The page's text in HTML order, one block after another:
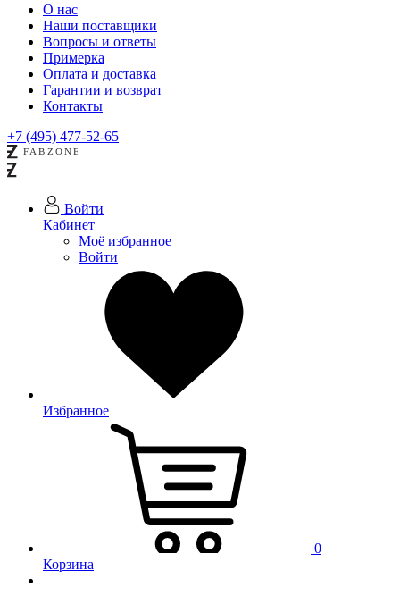
О нас
Наши поставщики
Вопросы и ответы
Примерка
Оплата и доставка
Гарантии и возврат
Контакты
+7 (495) 477-52-65
Войти
Кабинет
Моё избранное
Войти
Избранное
0
Корзина